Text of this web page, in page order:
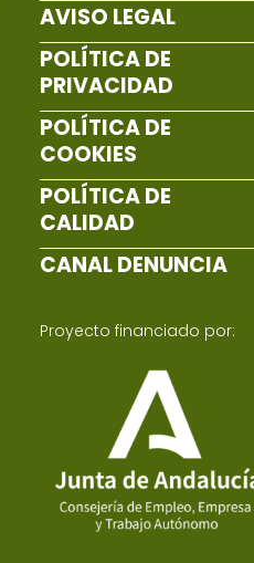
AVISO LEGAL
POLÍTICA DE
PRIVACIDAD
POLÍTICA DE
COOKIES
POLÍTICA DE
CALIDAD
CANAL DENUNCIA
Proyecto financiado por: